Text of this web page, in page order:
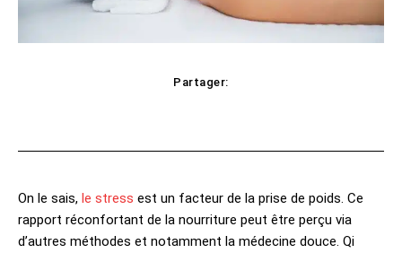
Partager:
On le sais, le stress est un facteur de la prise de poids. Ce
rapport réconfortant de la nourriture peut être perçu via
d’autres méthodes et notamment la médecine douce. Qi